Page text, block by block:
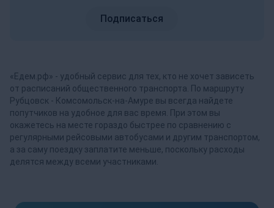
Подписаться
«Едем.рф» - удобный сервис для тех, кто не хочет зависеть
от расписаний общественного транспорта. По маршруту
Рубцовск - Комсомольск-на-Амуре вы всегда найдете
попутчиков на удобное для вас время. При этом вы
окажетесь на месте гораздо быстрее по сравнению с
регулярными рейсовыми автобусами и другим транспортом,
а за саму поездку заплатите меньше, поскольку расходы
делятся между всеми участниками.